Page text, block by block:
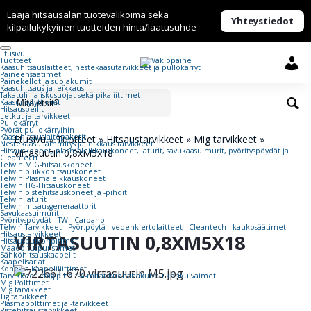
Laaja hitsausalan tuotevalikoima sekä
kilpailukykyinen tuotteiden hinta/laatusuhde
Yhteystiedot
Etusivu
Tuotteet
Kaasuhitsaus­laitteet, nestekaasu­tarvikkeet ja pullokärryt
Paineensäätimet
Painekellot ja suojakumit
Kaasuhitsaus ja leikkaus
Takatuli- ja iskusuojat sekä pikaliittimet
Kaasunsytyttimet
Hitsauspeilit
Letkut ja tarvikkeet
Pullokärryt
Pyörät pullokärryihin
Kaasuhitsauslaitepaketit
Nestekaasu lämmitys ja leikkaus tarvikkeet
Hitsauskoneet, plasmaleikkauskoneet, laturit, savukaasuimurit, pyörityspöydät ja
Cleantech
Telwin MIG-hitsauskoneet
Telwin puikkohitsauskoneet
Telwin Plasmaleikkauskoneet
Telwin TIG-Hitsauskoneet
Telwin pistehitsauskoneet ja -pihdit
Telwin laturit
Telwin hitsausgeneraattorit
Savukaasuimurit
Pyörityspöydät - TW - Carpano
Telwin Tarvikkeet - Pyör.pöytä - vedenkiertolaitteet - Cleantech - kaukosäätimet
Hitsaustarvikkeet
Hitsauspuikonpitimet
Maadoituspuristimet
Sähköhitsauskaapelit
Kaapelisarjat
Kone- ja kaapeliliittimet
Tarvikkeet -mig-pihdit-A-mitat-kuonahakut-puikonkuivaimet
Mig Polttimet
Mig tarvikkeet
Tig tarvikkeet
Plasmapolttimet ja -tarvikkeet
Etusivu»Tuotteet»Hitsaustarvikkeet » Mig tarvikkeet »
Virtasuutin 0,8xM5x18
VIRTASUUTIN 0,8XM5X18